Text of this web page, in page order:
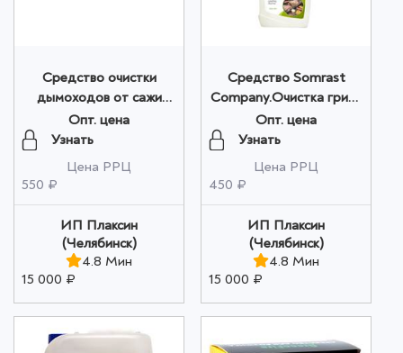
Средство очистки
дымоходов от сажи
"ПОЛЕШКО - ТЭ" 950
гр. оптом
Опт. цена
Узнать
Цена РРЦ
550 ₽
ИП Плаксин
(Челябинск)
4.8 Мин
15 000 ₽
Средство Somrast
Company.Очистка гриля
и барбекю распылитель
500 мл. оптом
Опт. цена
Узнать
Цена РРЦ
450 ₽
ИП Плаксин
(Челябинск)
4.8 Мин
15 000 ₽